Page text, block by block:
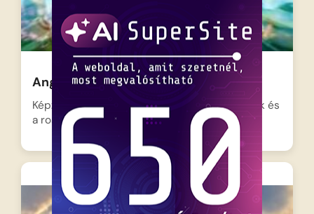
Angry Birds 2 – A film
Képzeljétek el, hogy a mindig mérges madarak és
a rosszcsont…